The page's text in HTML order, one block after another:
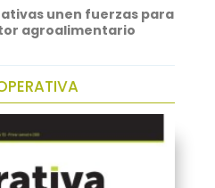
unen fuerzas para
agroalimentario